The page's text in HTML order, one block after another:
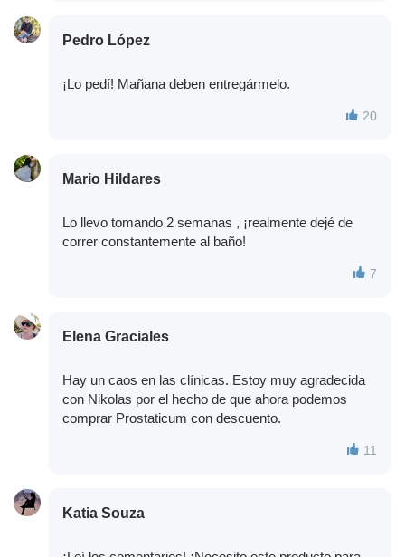
Pedro López
¡Lo pedí! Mañana deben entregármelo.
20
Mario Hildares
Lo llevo tomando 2 semanas , ¡realmente dejé de
correr constantemente al baño!
7
Elena Graciales
Hay un caos en las clínicas. Estoy muy agradecida
con Nikolas por el hecho de que ahora podemos
comprar Prostaticum con descuento.
11
Katia Souza